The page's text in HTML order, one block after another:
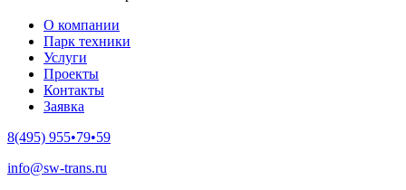
О компании
Парк техники
Услуги
Проекты
Контакты
Заявка
8(495) 955•79•59
info@sw-trans.ru